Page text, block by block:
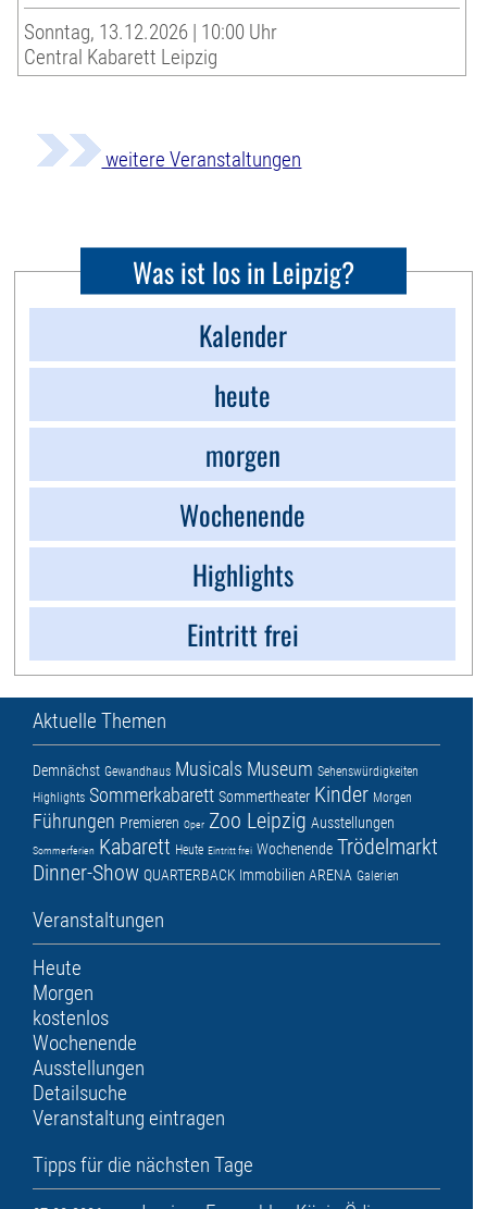
Sonntag, 13.12.2026 | 10:00 Uhr
Central Kabarett Leipzig
weitere Veranstaltungen
Was ist los in Leipzig?
Kalender
heute
morgen
Wochenende
Highlights
Eintritt frei
Aktuelle Themen
Demnächst Gewandhaus Musicals Museum Sehenswürdigkeiten
Highlights Sommerkabarett Sommertheater Kinder Morgen
Führungen Premieren Oper Zoo Leipzig Ausstellungen
Sommerferien Kabarett Heute Eintritt frei Wochenende Trödelmarkt
Dinner-Show QUARTERBACK Immobilien ARENA Galerien
Veranstaltungen
Heute
Morgen
kostenlos
Wochenende
Ausstellungen
Detailsuche
Veranstaltung eintragen
Tipps für die nächsten Tage